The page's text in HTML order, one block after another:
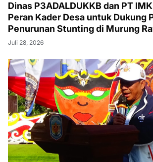
Dinas P3ADALDUKKB dan PT
Peran Kader Desa untuk Dukung
Penurunan Stunting di Murung
Juli 28, 2026